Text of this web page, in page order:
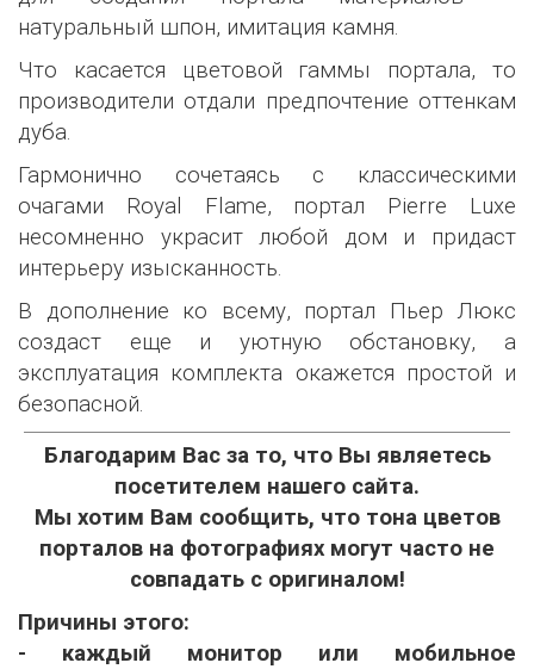
натуральный шпон, имитация камня.
Что касается цветовой гаммы портала, то
производители отдали предпочтение оттенкам
дуба.
Гармонично сочетаясь с классическими
очагами Royal Flame, портал Pierre Luxe
несомненно украсит любой дом и придаст
интерьеру изысканность.
В дополнение ко всему, портал Пьер Люкс
создаст еще и уютную обстановку, а
эксплуатация комплекта окажется простой и
безопасной.
Благодарим Вас за то, что Вы являетесь
посетителем нашего сайта.
Мы хотим Вам сообщить, что тона цветов
порталов на фотографиях могут часто не
совпадать с оригиналом!
Причины этого:
- каждый монитор или мобильное